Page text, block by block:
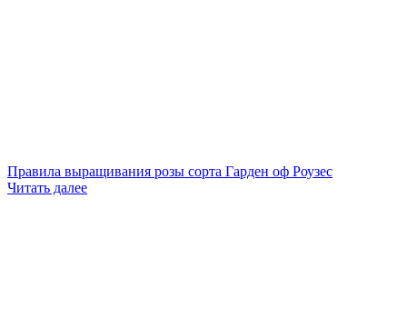
Правила выращивания розы сорта Гарден оф Роузес
Читать далее